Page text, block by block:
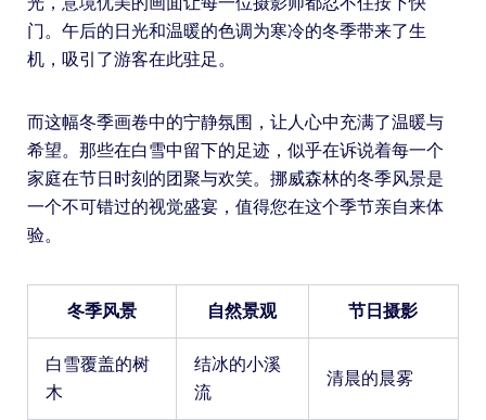
门。午后的日光和温暖的色调为寒冷的冬季带来了生
机，吸引了游客在此驻足。
而这幅冬季画卷中的宁静氛围，让人心中充满了温暖与
希望。那些在白雪中留下的足迹，似乎在诉说着每一个
家庭在节日时刻的团聚与欢笑。挪威森林的冬季风景是
一个不可错过的视觉盛宴，值得您在这个季节亲自来体
验。
冬季风景 自然景观 节日摄影
白雪覆盖的树
木
结冰的小溪
流
清晨的晨雾